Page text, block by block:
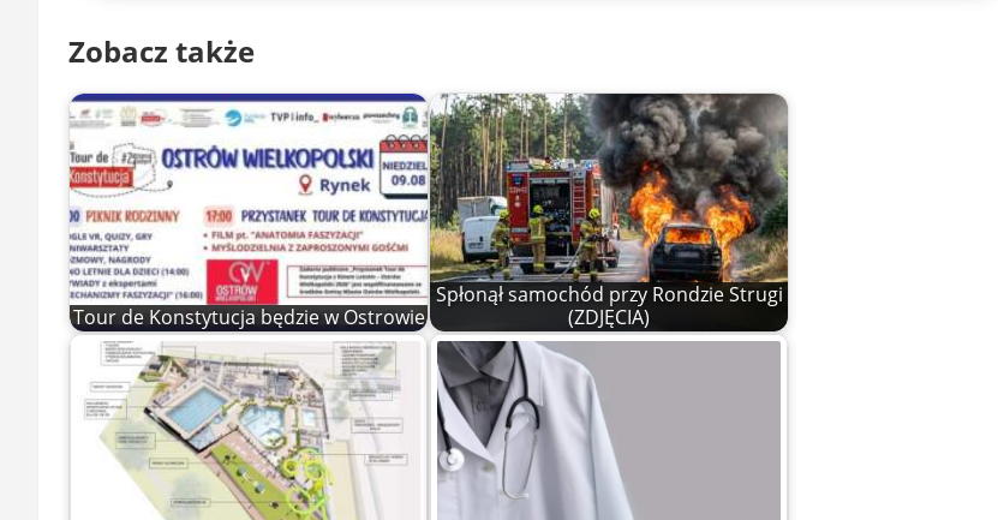
Zobacz także
Tour de Konstytucja będzie w Ostrowie
Spłonął samochód przy Rondzie Strugi
(ZDJĘCIA)